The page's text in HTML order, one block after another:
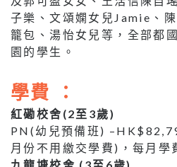
子樂、文頌嫻女兒Jamie、
籠包、湯怡女兒等，全部都
園的學生。
學費 ：
紅磡校舍(2至3歲)
PN(幼兒預備班)
月份不用繳交學費)，每月